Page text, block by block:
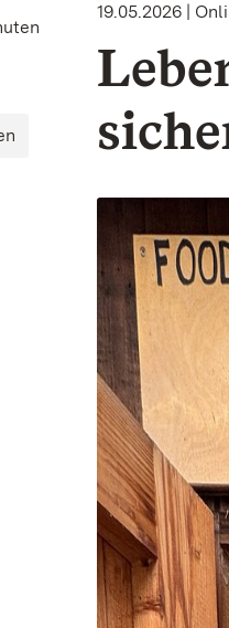
19.05.2026 |